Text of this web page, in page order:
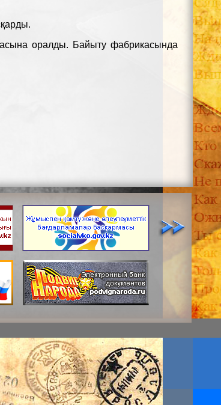
оралды. Байыту фабрикасында